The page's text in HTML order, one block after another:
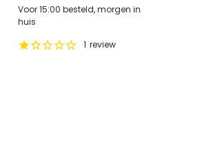
Voor 15:00 besteld, morgen in
huis
1 review